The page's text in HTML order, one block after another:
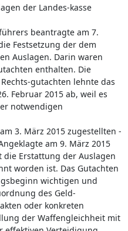
der Landes-kasse
beantragte am 7.
Festsetzung der dem
Auslagen. Darin waren
enthalten. Die
gutachten lehnte das
Februar 2015 ab, weil es
notwendigen
3. März 2015 zugestellten -
am 9. März 2015
die Erstattung der Auslagen
worden ist. Das Gutachten
wichtigen und
des Geld-
oder konkreten
der Waffengleichheit mit